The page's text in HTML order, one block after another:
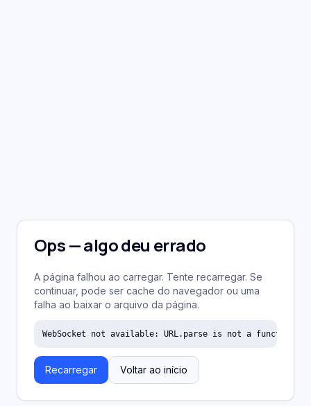
Ops — algo deu errado
A página falhou ao carregar. Tente recarregar. Se
continuar, pode ser cache do navegador ou uma
falha ao baixar o arquivo da página.
WebSocket not available: URL.parse is not a function
Recarregar Voltar ao início